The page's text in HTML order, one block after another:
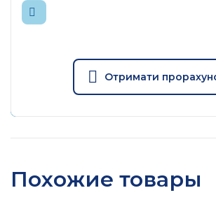
Отримати
Похожие товары